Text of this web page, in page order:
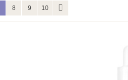
8 9 10